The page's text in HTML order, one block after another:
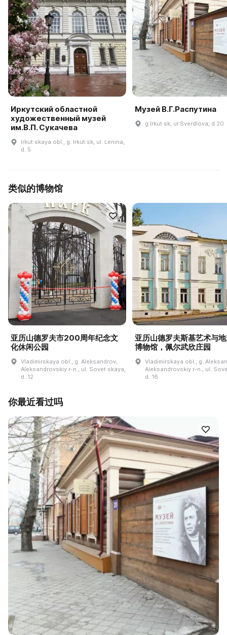
Иркутский областной
художественный музей
им.В.П. Сукачева
Irkut·skaya obl., g. Irkut·sk, ul. Lenina,
d. 5
Музей В.Г.Распутина
g Irkut·sk, ul Sverdlova, d 20
类似的博物馆
亚历山德罗夫市200周年纪念文
化休闲公园
Vladimirskaya obl., g. Aleksandrov,
Aleksandrovskiy r-n., ul. Sovet·skaya,
d. 12
亚历山德罗夫斯基艺术与
博物馆，佩尔武欣庄园
Vladimirskaya obl., g.
Aleksandrovskiy r-n., ul.
d. 16
你最近看过吗